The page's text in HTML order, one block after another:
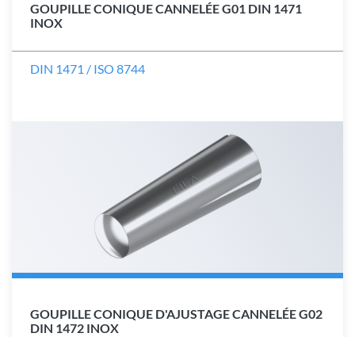
GOUPILLE CONIQUE CANNELÉE G01 DIN 1471
INOX
DIN 1471 / ISO 8744
GOUPILLE CONIQUE D'AJUSTAGE CANNELÉE G02
DIN 1472 INOX